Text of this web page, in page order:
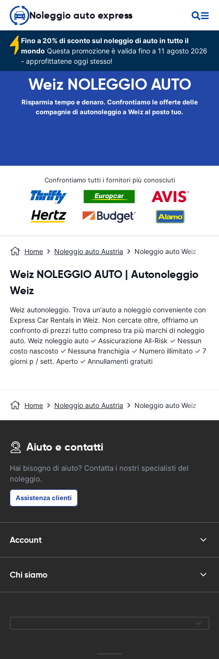
Noleggio auto express
Fino a 20% di sconto sul noleggio di auto in tutto il
mondo Questa promozione è valida fino a 11 agosto 2026
- approfittatene oggi stesso!
Weiz NOLEGGIO AUTO
Risparmia tempo e denaro. Confrontiamo le offerte delle
compagnie di autonoleggio a Weiz al posto tuo.
Confrontiamo tutti i fornitori più conosciuti
Home Noleggio auto Austria Noleggio auto Weiz
Weiz NOLEGGIO AUTO | Autonoleggio
Weiz
Weiz autonoleggio. Trova un'auto a noleggio conveniente con
Express Car Rentals in Weiz. Non cercate oltre, offriamo un
confronto di prezzi tutto compreso tra più marchi di noleggio
auto. Weiz noleggio auto ✓ Assicurazione All-Risk ✓ Nessun
costo nascosto ✓ Nessuna franchigia ✓ Numero illimitato ✓ 7
giorni p / sett. Aperto ✓ Annullamenti gratuiti
Home Noleggio auto Austria Noleggio auto Weiz
Aiuto e contatti
Hai bisogno di aiuto? Contatta i nostri specialisti del
noleggio.
Assistenza clienti
Account
Chi siamo